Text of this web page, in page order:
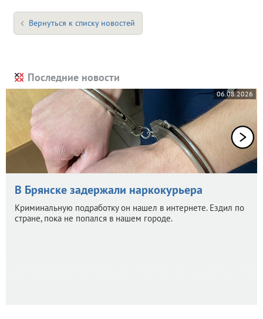
Вернуться к списку новостей
Последние новости
06.08.2026
В Брянске задержали наркокурьера
Криминальную подработку он нашел в интернете. Ездил по
стране, пока не попался в нашем городе.